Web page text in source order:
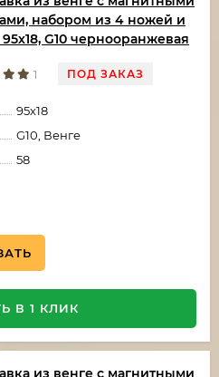
набором из 4 ножей и
G10 чернооранжевая
1 ПОД ЗАКАЗ
95х18
G10, Венге
58
В 1 КЛИК
из венге с магнитными